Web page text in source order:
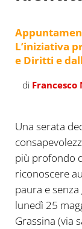
L’iniziativa
e Diritti e
di
Una serata
più profondo
riconoscere
paura e
lunedì 25
Grassina (via